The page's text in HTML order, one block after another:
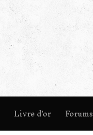
Livre d'or Forums